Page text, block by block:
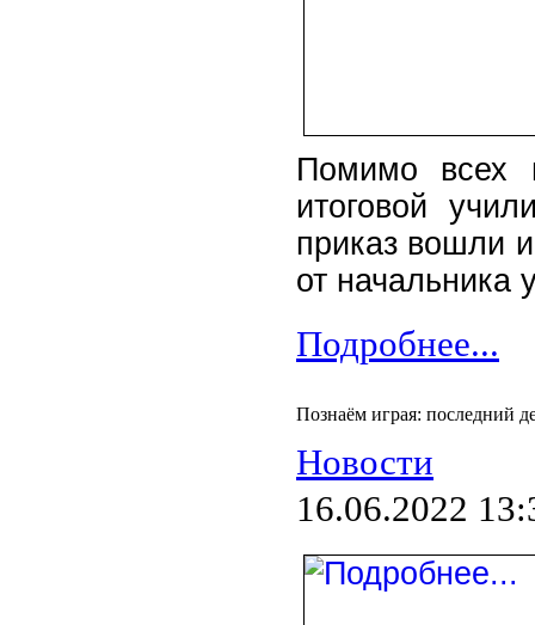
Помимо всех
итоговой
приказ вошли
от начальника
Подробнее...
Познаём играя: последний
Новости
16.06.2022